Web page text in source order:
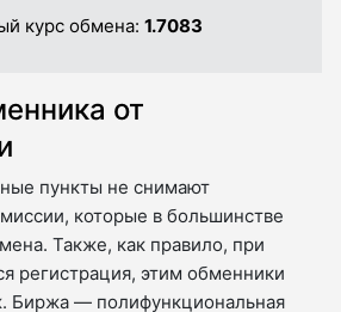
курс обмена: 1.7083
от
пункты не снимают
которые в большинстве
Также, как правило, при
регистрация, этим обменники
Биржа — полифункциональная